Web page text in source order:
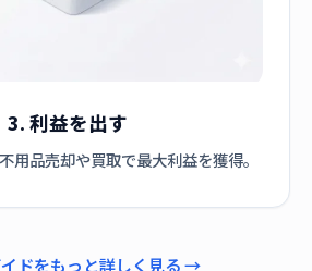
3. 利益を出す
用品売却や買取で最大利益を獲得。
ドをもっと詳しく見る →